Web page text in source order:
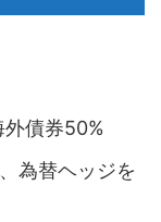
債券50%
為替ヘッジを